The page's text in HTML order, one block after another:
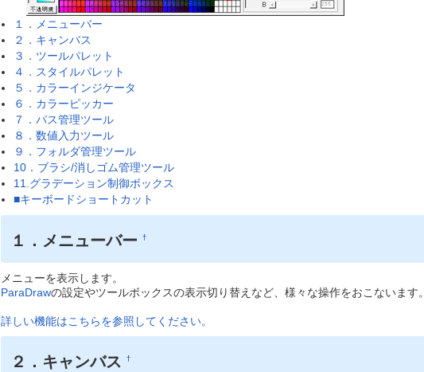
１．メニューバー
２．キャンバス
３．ツールパレット
４．スタイルパレット
５．カラーインジケータ
６．カラーピッカー
７．パス管理ツール
８．数値入力ツール
９．フォルダ管理ツール
10．ブラシ/消しゴム管理ツール
11.グラデーション制御ボックス
■キーボードショートカット
１．メニューバー†
メニューを表示します。
ParaDrawの設定やツールボックスの表示切り替えなど、様々な操作をおこないます。
詳しい機能はこちらを参照してください。
２．キャンバス†